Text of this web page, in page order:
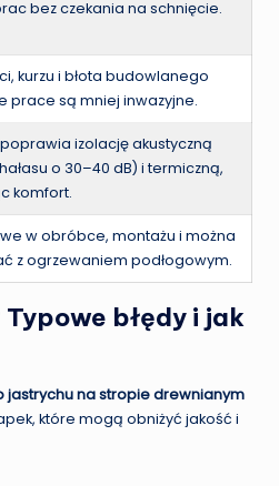
bez czekania na schnięcie.
kurzu i błota budowlanego
prace są mniej inwazyjne.
izolację akustyczną
o 30–40 dB) i termiczną,
komfort.
w obróbce, montażu i można
z ogrzewaniem podłogowym.
błędy i jak
jastrychu na stropie drewnianym
które mogą obniżyć jakość i